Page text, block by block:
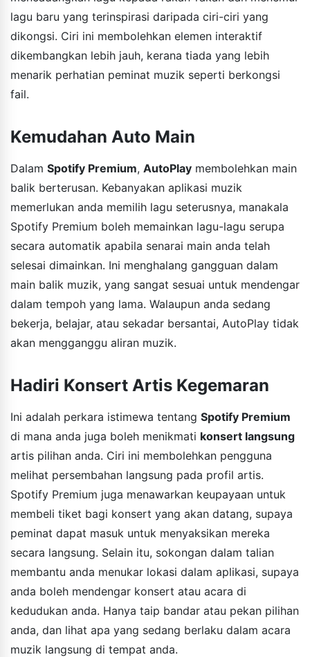
lagu baru yang terinspirasi daripada ciri-ciri yang
dikongsi. Ciri ini membolehkan elemen interaktif
dikembangkan lebih jauh, kerana tiada yang lebih
menarik perhatian peminat muzik seperti berkongsi
fail.
Kemudahan Auto Main
Dalam Spotify Premium, AutoPlay membolehkan main
balik berterusan. Kebanyakan aplikasi muzik
memerlukan anda memilih lagu seterusnya, manakala
Spotify Premium boleh memainkan lagu-lagu serupa
secara automatik apabila senarai main anda telah
selesai dimainkan. Ini menghalang gangguan dalam
main balik muzik, yang sangat sesuai untuk mendengar
dalam tempoh yang lama. Walaupun anda sedang
bekerja, belajar, atau sekadar bersantai, AutoPlay tidak
akan mengganggu aliran muzik.
Hadiri Konsert Artis Kegemaran
Ini adalah perkara istimewa tentang Spotify Premium
di mana anda juga boleh menikmati konsert langsung
artis pilihan anda. Ciri ini membolehkan pengguna
melihat persembahan langsung pada profil artis.
Spotify Premium juga menawarkan keupayaan untuk
membeli tiket bagi konsert yang akan datang, supaya
peminat dapat masuk untuk menyaksikan mereka
secara langsung. Selain itu, sokongan dalam talian
membantu anda menukar lokasi dalam aplikasi, supaya
anda boleh mendengar konsert atau acara di
kedudukan anda. Hanya taip bandar atau pekan pilihan
anda, dan lihat apa yang sedang berlaku dalam acara
muzik langsung di tempat anda.